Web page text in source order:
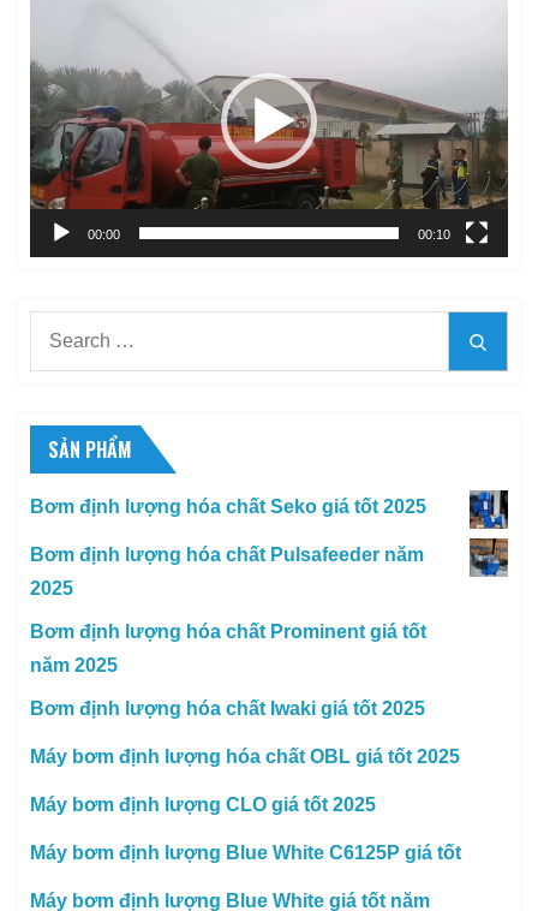
Video
00:00 00:10
SẢN PHẨM
Bơm định lượng hóa chất Seko giá tốt 2025
Bơm định lượng hóa chất Pulsafeeder năm
2025
Bơm định lượng hóa chất Prominent giá tốt
năm 2025
Bơm định lượng hóa chất Iwaki giá tốt 2025
Máy bơm định lượng hóa chất OBL giá tốt 2025
Máy bơm định lượng CLO giá tốt 2025
Máy bơm định lượng Blue White C6125P giá tốt
Máy bơm định lượng Blue White giá tốt năm